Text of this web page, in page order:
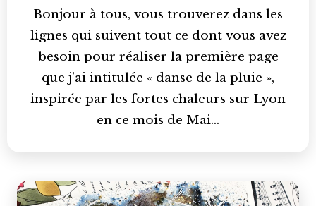
Bonjour à tous, vous trouverez dans les
lignes qui suivent tout ce dont vous avez
besoin pour réaliser la première page
que j’ai intitulée « danse de la pluie »,
inspirée par les fortes chaleurs sur Lyon
en ce mois de Mai…